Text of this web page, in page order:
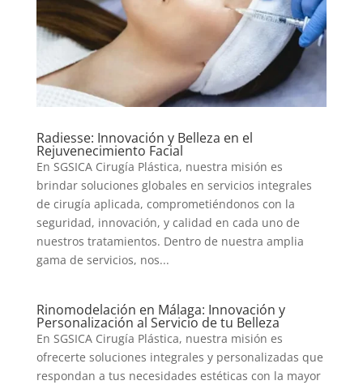
Radiesse: Innovación y Belleza en el
Rejuvenecimiento Facial
En SGSICA Cirugía Plástica, nuestra misión es
brindar soluciones globales en servicios integrales
de cirugía aplicada, comprometiéndonos con la
seguridad, innovación, y calidad en cada uno de
nuestros tratamientos. Dentro de nuestra amplia
gama de servicios, nos...
Rinomodelación en Málaga: Innovación y
Personalización al Servicio de tu Belleza
En SGSICA Cirugía Plástica, nuestra misión es
ofrecerte soluciones integrales y personalizadas que
respondan a tus necesidades estéticas con la mayor